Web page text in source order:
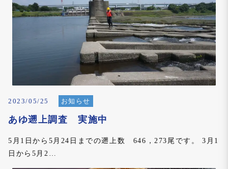
2023/05/25 お知らせ
あゆ遡上調査 実施中
5月1日から5月24日までの遡上数 646，273尾です。 3月1
日から5月2…